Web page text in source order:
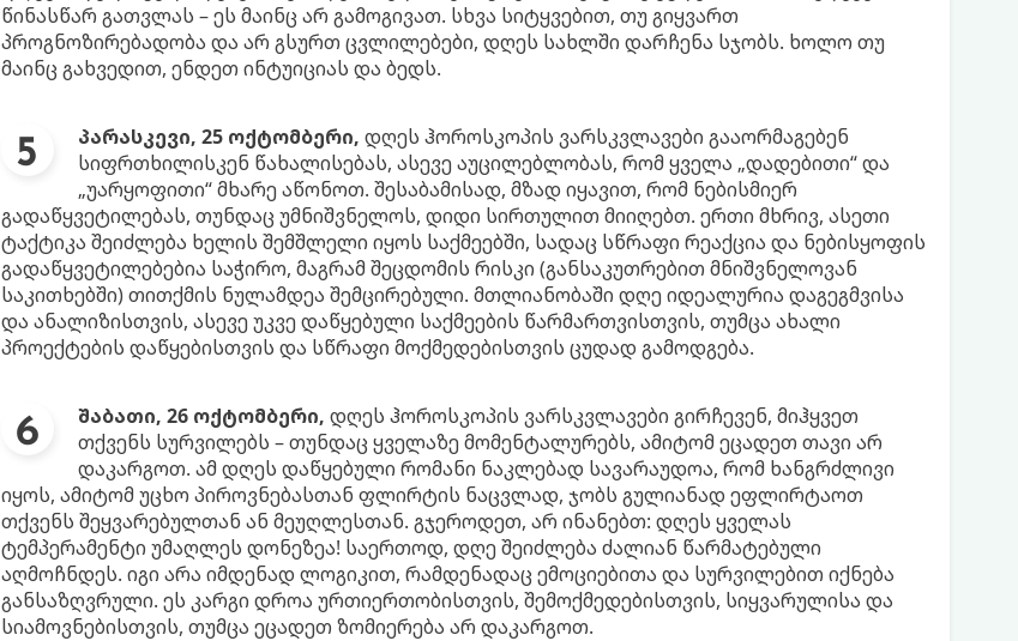
წინასწარ გათვლას – ეს მაინც არ გამოგივათ. სხვა სიტყვებით, თუ გიყვართ
პროგნოზირებადობა და არ გსურთ ცვლილებები, დღეს სახლში დარჩენა სჯობს. ხოლო თუ
მაინც გახვედით, ენდეთ ინტუიციას და ბედს.
პარასკევი, 25 ოქტომბერი, დღეს ჰოროსკოპის ვარსკვლავები გააორმაგებენ
სიფრთხილისკენ წახალისებას, ასევე აუცილებლობას, რომ ყველა „დადებითი“ და
„უარყოფითი“ მხარე აწონოთ. შესაბამისად, მზად იყავით, რომ ნებისმიერ
გადაწყვეტილებას, თუნდაც უმნიშვნელოს, დიდი სირთულით მიიღებთ. ერთი მხრივ, ასეთი
ტაქტიკა შეიძლება ხელის შემშლელი იყოს საქმეებში, სადაც სწრაფი რეაქცია და ნებისყოფის
გადაწყვეტილებებია საჭირო, მაგრამ შეცდომის რისკი (განსაკუთრებით მნიშვნელოვან
საკითხებში) თითქმის ნულამდეა შემცირებული. მთლიანობაში დღე იდეალურია დაგეგმვისა
და ანალიზისთვის, ასევე უკვე დაწყებული საქმეების წარმართვისთვის, თუმცა ახალი
პროექტების დაწყებისთვის და სწრაფი მოქმედებისთვის ცუდად გამოდგება.
შაბათი, 26 ოქტომბერი, დღეს ჰოროსკოპის ვარსკვლავები გირჩევენ, მიჰყვეთ
თქვენს სურვილებს – თუნდაც ყველაზე მომენტალურებს, ამიტომ ეცადეთ თავი არ
დაკარგოთ. ამ დღეს დაწყებული რომანი ნაკლებად სავარაუდოა, რომ ხანგრძლივი
იყოს, ამიტომ უცხო პიროვნებასთან ფლირტის ნაცვლად, ჯობს გულიანად ეფლირტაოთ
თქვენს შეყვარებულთან ან მეუღლესთან. გჯეროდეთ, არ ინანებთ: დღეს ყველას
ტემპერამენტი უმაღლეს დონეზეა! საერთოდ, დღე შეიძლება ძალიან წარმატებული
აღმოჩნდეს. იგი არა იმდენად ლოგიკით, რამდენადაც ემოციებითა და სურვილებით იქნება
განსაზღვრული. ეს კარგი დროა ურთიერთობისთვის, შემოქმედებისთვის, სიყვარულისა და
სიამოვნებისთვის, თუმცა ეცადეთ ზომიერება არ დაკარგოთ.